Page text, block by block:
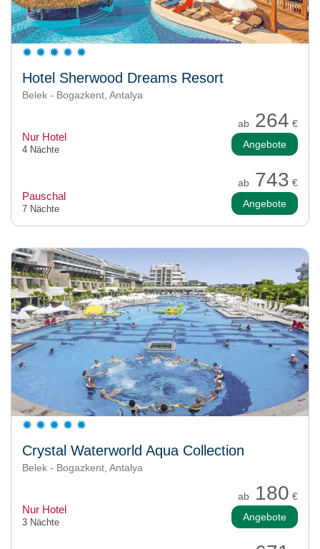
Hotel Sherwood Dreams Resort
Belek - Bogazkent, Antalya
ab 264 €
Nur Hotel
4 Nächte Angebote
ab 743 €
Pauschal
7 Nächte Angebote
Crystal Waterworld Aqua Collection
Belek - Bogazkent, Antalya
ab 180 €
Nur Hotel
3 Nächte Angebote